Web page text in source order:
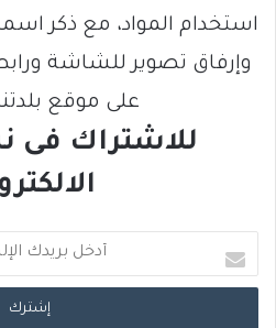
استخدام المواد، مع ذكر
وإرفاق تصوير للشاشة
على موقع
للاشتراك فى
د